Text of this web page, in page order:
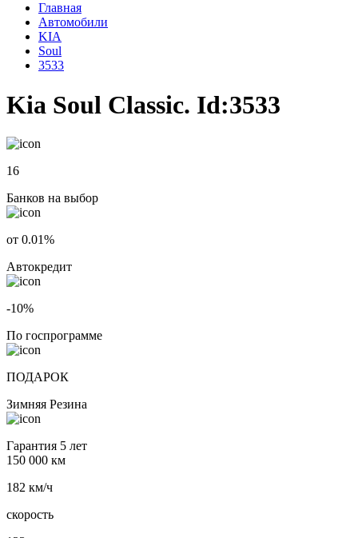
Главная
Автомобили
KIA
Soul
3533
Kia Soul Classic. Id:3533
16
Банков на выбор
от 0.01%
Автокредит
-10%
По госпрограмме
ПОДАРОК
Зимняя Резина
Гарантия 5 лет
150 000 км
182 км/ч
скорость